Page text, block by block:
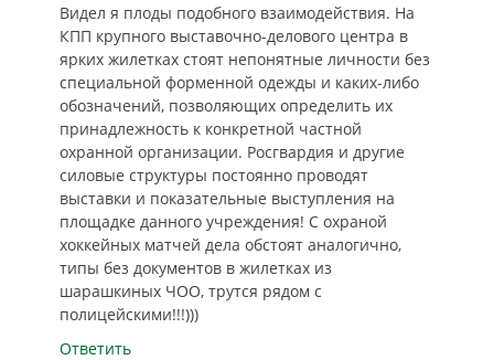
Видел я плоды подобного взаимодействия. На
КПП крупного выставочно-делового центра в
ярких жилетках стоят непонятные личности без
специальной форменной одежды и каких-либо
обозначений, позволяющих определить их
принадлежность к конкретной частной
охранной организации. Росгвардия и другие
силовые структуры постоянно проводят
выставки и показательные выступления на
площадке данного учреждения! С охраной
хоккейных матчей дела обстоят аналогично,
типы без документов в жилетках из
шарашкиных ЧОО, трутся рядом с
полицейскими!!!)))
Ответить